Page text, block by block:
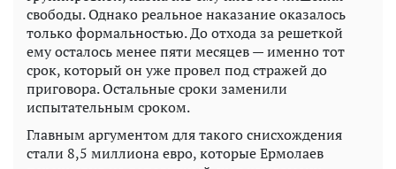
свободы. Однако реальное наказание оказалось
только формальностью. До отхода за решеткой
ему осталось менее пяти месяцев — именно тот
срок, который он уже провел под стражей до
приговора. Остальные сроки заменили
испытательным сроком.
Главным аргументом для такого снисхождения
стали 8,5 миллиона евро, которые Ермолаев